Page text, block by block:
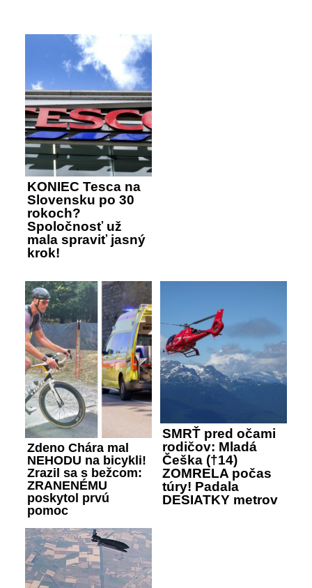
KONIEC Tesca na
Slovensku po 30
rokoch?
Spoločnosť už
mala spraviť jasný
krok!
Zdeno Chára mal
NEHODU na bicykli!
Zrazil sa s bežcom:
ZRANENÉMU
poskytol prvú
pomoc
SMRŤ pred očami
rodičov: Mladá
Češka (†14)
ZOMRELA počas
túry! Padala
DESIATKY metrov